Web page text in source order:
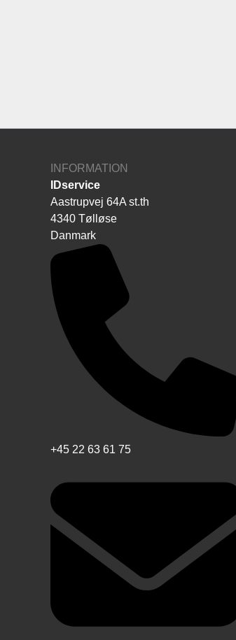
INFORMATION
IDservice
Aastrupvej 64A st.th
4340 Tølløse
Danmark
+45 22 63 61 75